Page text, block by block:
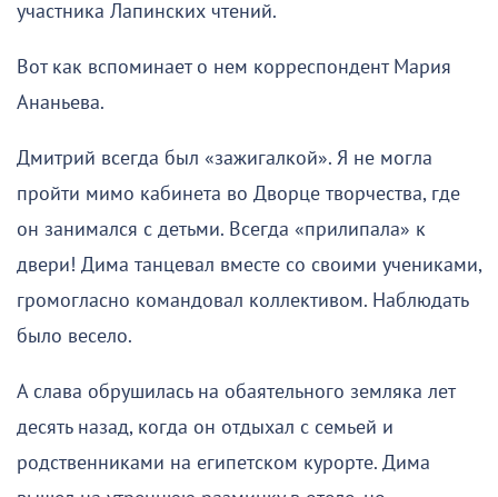
участника Лапинских чтений.
Вот как вспоминает о нем корреспондент Мария
Ананьева.
Дмитрий всегда был «зажигалкой». Я не могла
пройти мимо кабинета во Дворце творчества, где
он занимался с детьми. Всегда «прилипала» к
двери! Дима танцевал вместе со своими учениками,
громогласно командовал коллективом. Наблюдать
было весело.
А слава обрушилась на обаятельного земляка лет
десять назад, когда он отдыхал с семьей и
родственниками на египетском курорте. Дима